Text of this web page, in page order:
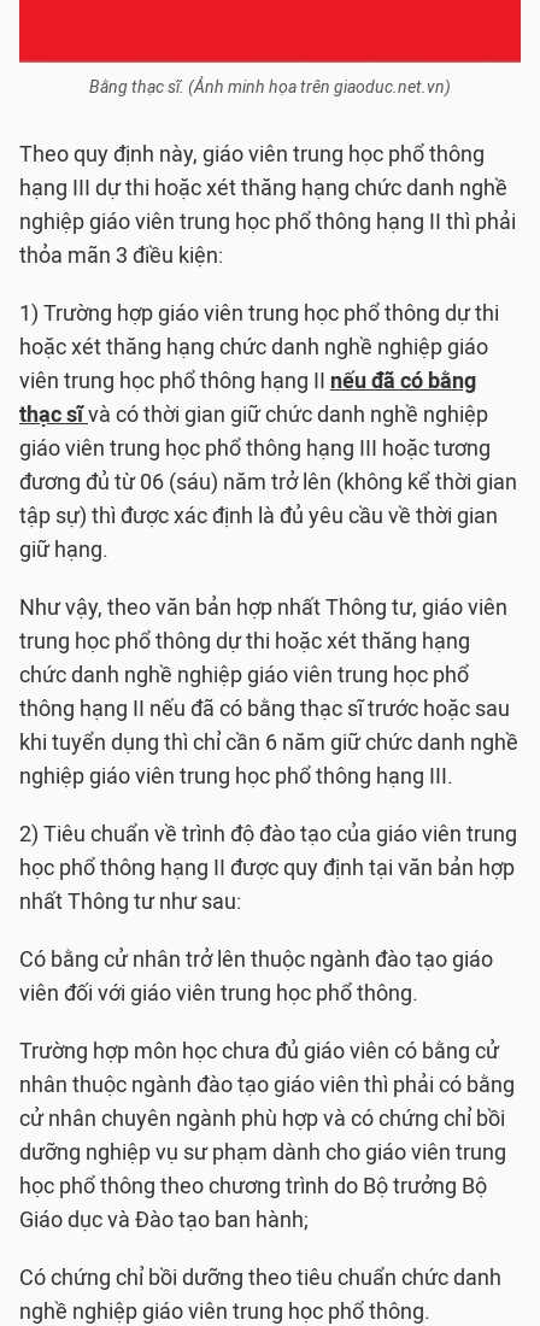
Bằng thạc sĩ. (Ảnh minh họa trên giaoduc.net.vn)
Theo quy định này, giáo viên trung học phổ thông
hạng III dự thi hoặc xét thăng hạng chức danh nghề
nghiệp giáo viên trung học phổ thông hạng II thì phải
thỏa mãn 3 điều kiện:
1) Trường hợp giáo viên trung học phổ thông dự thi
hoặc xét thăng hạng chức danh nghề nghiệp giáo
viên trung học phổ thông hạng II nếu đã có bằng
thạc sĩvà có thời gian giữ chức danh nghề nghiệp
giáo viên trung học phổ thông hạng III hoặc tương
đương đủ từ 06 (sáu) năm trở lên (không kể thời gian
tập sự) thì được xác định là đủ yêu cầu về thời gian
giữ hạng.
Như vậy, theo văn bản hợp nhất Thông tư, giáo viên
trung học phổ thông dự thi hoặc xét thăng hạng
chức danh nghề nghiệp giáo viên trung học phổ
thông hạng II nếu đã có bằng thạc sĩ trước hoặc sau
khi tuyển dụng thì chỉ cần 6 năm giữ chức danh nghề
nghiệp giáo viên trung học phổ thông hạng III.
2) Tiêu chuẩn về trình độ đào tạo của giáo viên trung
học phổ thông hạng II được quy định tại văn bản hợp
nhất Thông tư như sau:
Có bằng cử nhân trở lên thuộc ngành đào tạo giáo
viên đối với giáo viên trung học phổ thông.
Trường hợp môn học chưa đủ giáo viên có bằng cử
nhân thuộc ngành đào tạo giáo viên thì phải có bằng
cử nhân chuyên ngành phù hợp và có chứng chỉ bồi
dưỡng nghiệp vụ sư phạm dành cho giáo viên trung
học phổ thông theo chương trình do Bộ trưởng Bộ
Giáo dục và Đào tạo ban hành;
Có chứng chỉ bồi dưỡng theo tiêu chuẩn chức danh
nghề nghiệp giáo viên trung học phổ thông.